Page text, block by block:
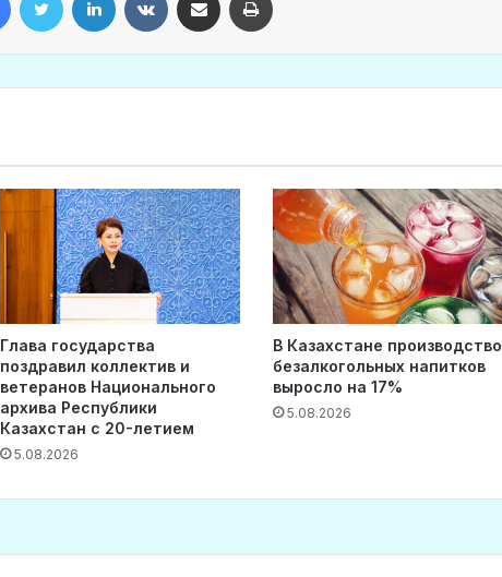
Глава государства
поздравил коллектив и
ветеранов Национального
архива Республики
Казахстан с 20-летием
5.08.2026
В Казахстане производство
безалкогольных напитков
выросло на 17%
5.08.2026